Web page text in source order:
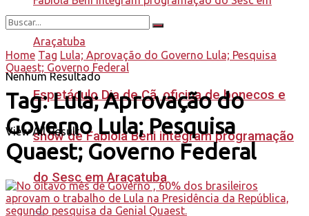
Espetáculo Dia de Cã, oficina de bonecos e
show de Fabiola Beni integram programação
do Sesc em Araçatuba
Nenhum Resultado
View All Result
Home Tag Lula; Aprovação do Governo Lula; Pesquisa
Quaest; Governo Federal
Tag:Lula; Aprovação do
Governo Lula; Pesquisa
Quaest; Governo Federal